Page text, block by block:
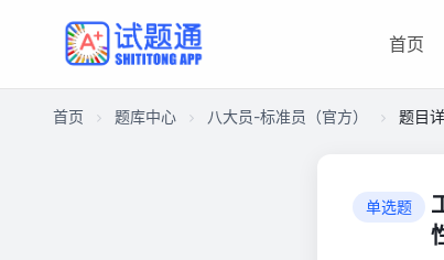
首页
首页 题库中心 八大员-标准员（官方） 题目
单选题